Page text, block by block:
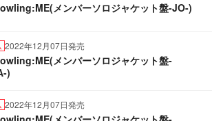
メンバーソロジャケット盤-JO-)
2022年12月07日発売
メンバーソロジャケット盤-
)
2022年12月07日発売